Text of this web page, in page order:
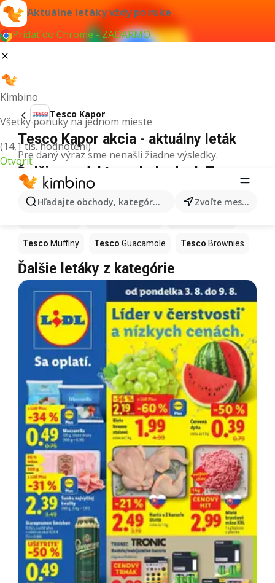
Aktuálne letáky vždy po ruke
Pridať do Chrome - ZADARMO
Kimbino
Všetky ponuky na jednom mieste
(14,1 tis. hodnotení)
Otvoriť
Hľadajte obchody, kategórie, produkty... Zvoľte mesto
Tesco Kapor
Tesco Kapor akcia - aktuálny leták
Pre daný výraz sme nenašli žiadne výsledky.
Ďalšie produkty v obchodoch Tesco
Tesco Muffiny Tesco Guacamole Tesco Brownies
Ďalšie letáky z kategórie